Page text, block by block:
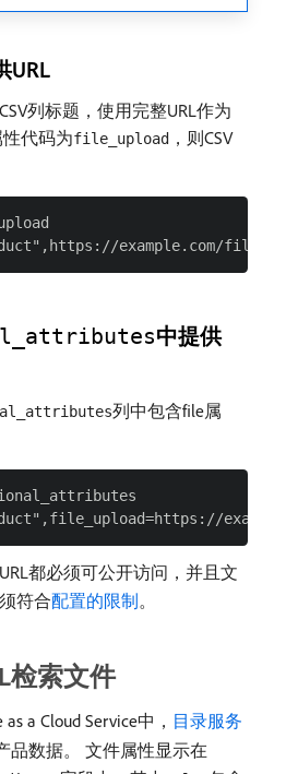
URL
列标题，使用完整URL作为
代码为file_upload ，则CSV
中提供
列中包含file属
都必须可公开访问，并且文
符合配置的限制。
检索文件
a Cloud Service中， 目录服务
品数据。 文件属性显示在